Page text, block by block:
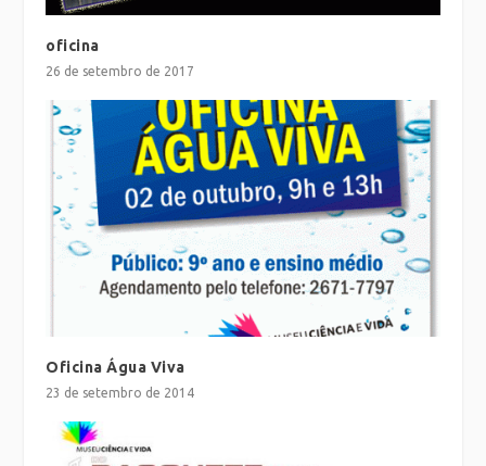
oficina
26 de setembro de 2017
Oficina Água Viva
23 de setembro de 2014